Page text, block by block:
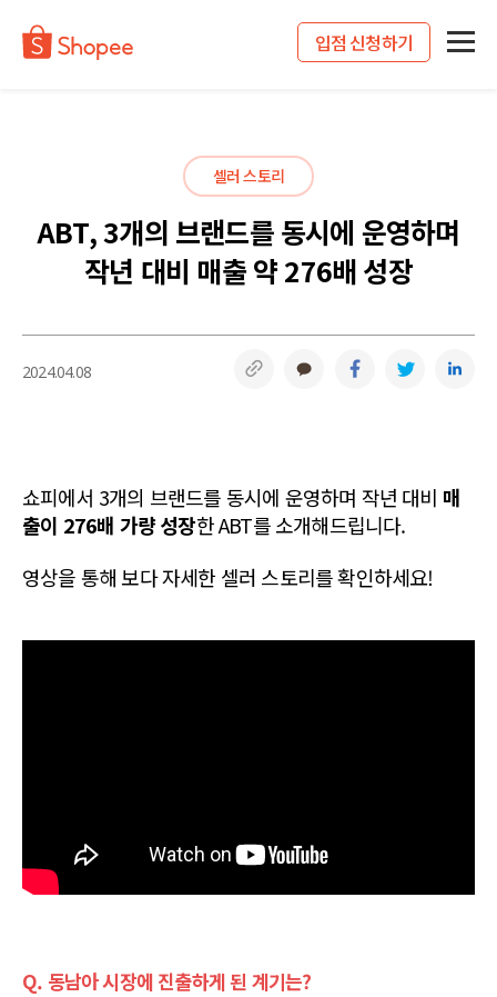
입점 신청하기
셀러 스토리
ABT, 3개의 브랜드를 동시에 운영하며
작년 대비 매출 약 276배 성장
2024.04.08 링크복사 카카오톡 페이스북 트위터
쇼피에서 3개의 브랜드를 동시에 운영하며 작년 대비 매
출이 276배 가량 성장한 ABT를 소개해드립니다.
영상을 통해 보다 자세한 셀러 스토리를 확인하세요!
Q. 동남아 시장에 진출하게 된 계기는?